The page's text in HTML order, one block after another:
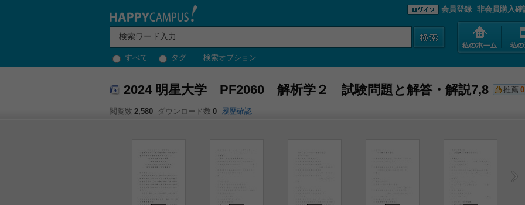
すべて タグ 検索オプション
会員登録 非会員購入確
2024 明星大学 PF2060 解析学２ 試験問題と解答・解説7,8 推薦 0
閲覧数 2,580 ダウンロード数 0 履歴確認